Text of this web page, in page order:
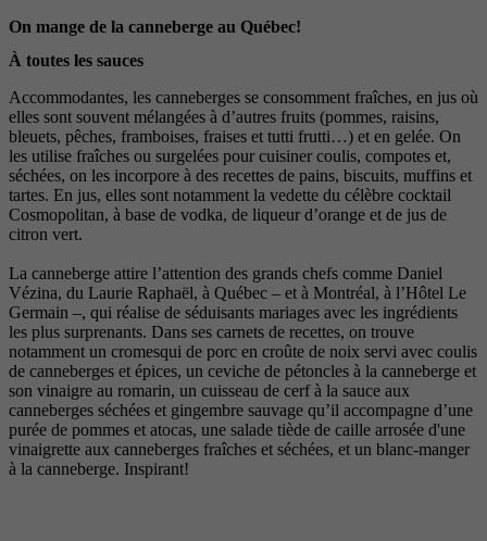
On mange de la canneberge au Québec!
À toutes les sauces
Accommodantes, les canneberges se consomment fraîches, en jus où
elles sont souvent mélangées à d’autres fruits (pommes, raisins,
bleuets, pêches, framboises, fraises et tutti frutti…) et en gelée. On
les utilise fraîches ou surgelées pour cuisiner coulis, compotes et,
séchées, on les incorpore à des recettes de pains, biscuits, muffins et
tartes. En jus, elles sont notamment la vedette du célèbre cocktail
Cosmopolitan, à base de vodka, de liqueur d’orange et de jus de
citron vert.
La canneberge attire l’attention des grands chefs comme Daniel
Vézina, du Laurie Raphaël, à Québec – et à Montréal, à l’Hôtel Le
Germain –, qui réalise de séduisants mariages avec les ingrédients
les plus surprenants. Dans ses carnets de recettes, on trouve
notamment un cromesqui de porc en croûte de noix servi avec coulis
de canneberges et épices, un ceviche de pétoncles à la canneberge et
son vinaigre au romarin, un cuisseau de cerf à la sauce aux
canneberges séchées et gingembre sauvage qu’il accompagne d’une
purée de pommes et atocas, une salade tiède de caille arrosée d'une
vinaigrette aux canneberges fraîches et séchées, et un blanc-manger
à la canneberge. Inspirant!